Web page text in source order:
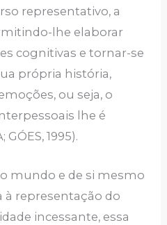
representativo, a
lhe elaborar
cognitivas e tornar-se
própria história,
ou seja, o
lhe é
1995).
mundo e de si mesmo
à representação do
incessante, essa